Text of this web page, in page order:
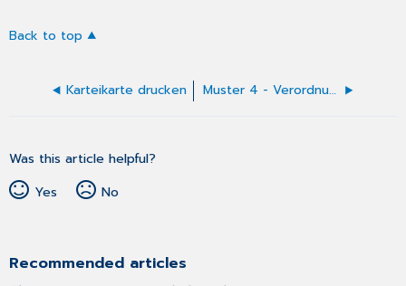
Back to top
Karteikarte drucken Muster 4 - Verordnung einer Krankenbeförderung
Was this article helpful?
Yes
No
Recommended articles